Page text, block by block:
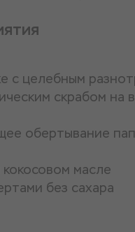
с целебным
скрабом на
обертывание
масле
без сахара